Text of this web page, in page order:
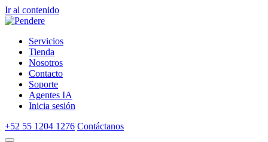
Ir al contenido
Servicios
Tienda
Nosotros
Contacto
Soporte
Agentes IA
Inicia sesión
+52 55 1204 1276 Contáctanos